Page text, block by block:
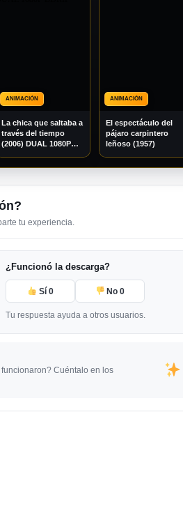
ANIMACIÓN
La chica que saltaba a
través del tiempo
(2006) DUAL 1080P
ANIMACIÓN
El espectáculo del
pájaro carpintero
leñoso (1957)
tu experiencia.
¿Funcionó la descarga?
Sí 0 No0
Tu respuesta ayuda a otros usuarios.
Cuéntalo en los